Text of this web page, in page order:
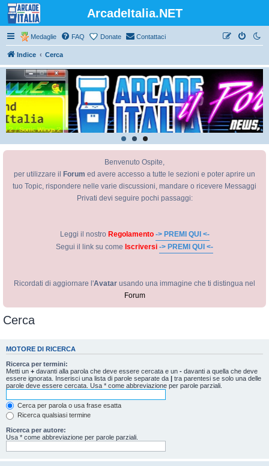
ArcadeItalia.NET
Medaglie FAQ Donate Contattaci
Indice Cerca
Benvenuto Ospite,
per utilizzare il
Forum ed avere accesso a tutte le sezioni e poter aprire un
tuo Topic, rispondere nelle varie discussioni, mandare o ricevere Messaggi
Privati devi seguire pochi passaggi:
Leggi il nostro Regolamento -> PREMI QUI <-
Segui il link su come Iscriversi -> PREMI QUI <-
Ricordati di aggiornare l'Avatar usando una immagine che ti distingua nel
Forum
Cerca
MOTORE DI RICERCA
Ricerca per termini:
Metti un + davanti alla parola che deve essere cercata e un - davanti a quella che deve
essere ignorata. Inserisci una lista di parole separate da | tra parentesi se solo una delle
parole deve essere cercata. Usa * come abbreviazione per parole parziali.
Cerca per parola o usa frase esatta
Ricerca qualsiasi termine
Ricerca per autore:
Usa * come abbreviazione per parole parziali.